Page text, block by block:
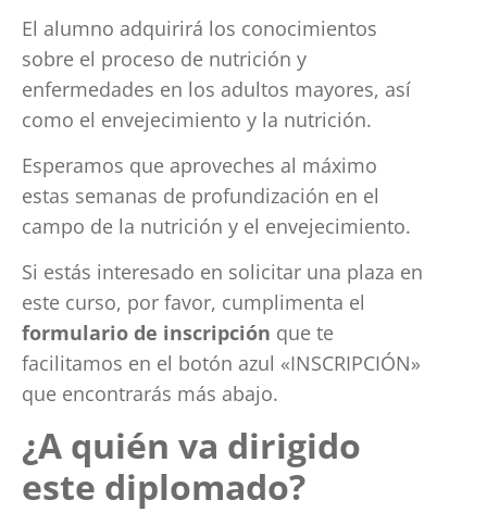
El alumno adquirirá los conocimientos
sobre el proceso de nutrición y
enfermedades en los adultos mayores, así
como el envejecimiento y la nutrición.
Esperamos que aproveches al máximo
estas semanas de profundización en el
campo de la nutrición y el envejecimiento.
Si estás interesado en solicitar una plaza en
este curso, por favor, cumplimenta el
formulario de inscripción que te
facilitamos en el botón azul «INSCRIPCIÓN»
que encontrarás más abajo.
¿A quién va dirigido
este diplomado?